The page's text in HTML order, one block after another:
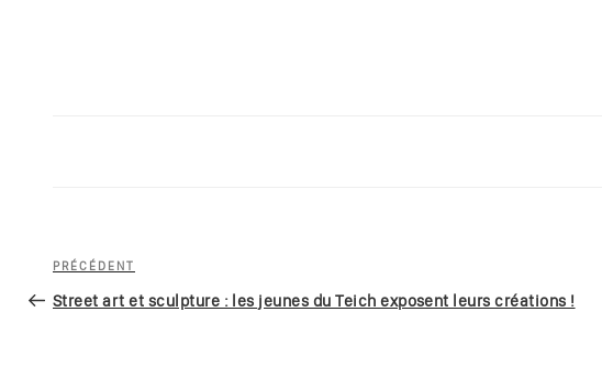
Navigation
de
Article
précédent
PRÉCÉDENT
Street art et sculpture : les jeunes du Teich exposent leurs créations !